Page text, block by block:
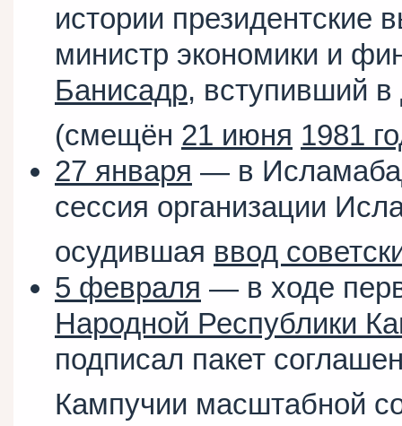
истории
министр экономики и
Банисадр, вступивший
(смещён 21 июня 1981
27 января — в
сессия организации
осудившая ввод
5 февраля — в ходе
Народной Республики
подписал пакет
Кампучии масштабной